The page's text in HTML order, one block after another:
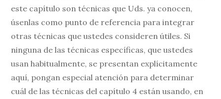
este capítulo son técnicas que Uds. ya conocen,
úsenlas como punto de referencia para integrar
otras técnicas que ustedes consideren útiles. Si
ninguna de las técnicas específicas, que ustedes
usan habitualmente, se presentan explícitamente
aquí, pongan especial atención para determinar
cuál de las técnicas del capítulo 4 están usando, en